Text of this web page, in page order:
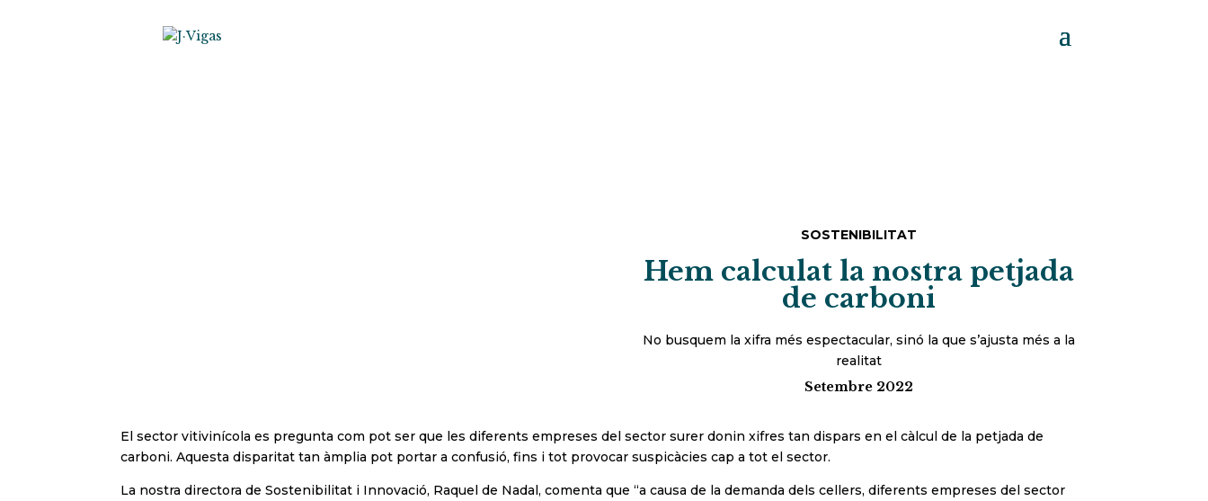
SOSTENIBILITAT
Hem calculat la nostra petjada
de carboni
No busquem la xifra més espectacular, sinó la que s’ajusta més a la
realitat
Setembre 2022
El sector vitivinícola es pregunta com pot ser que les diferents empreses del sector surer donin xifres tan dispars en el càlcul de la petjada de
carboni. Aquesta disparitat tan àmplia pot portar a confusió, fins i tot provocar suspicàcies cap a tot el sector.
La nostra directora de Sostenibilitat i Innovació, Raquel de Nadal, comenta que “a causa de la demanda dels cellers, diferents empreses del sector